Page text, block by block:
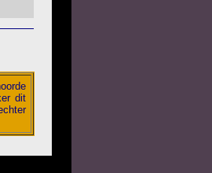
dit